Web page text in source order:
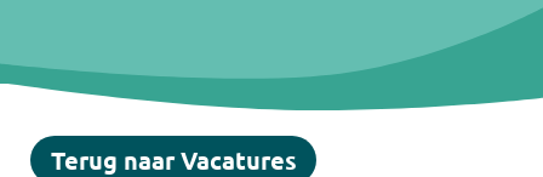
Terug naar Vacatures